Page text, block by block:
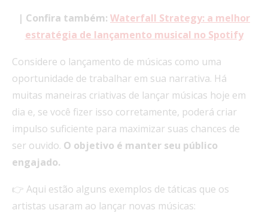
| Confira também: Waterfall Strategy: a melhor
estratégia de lançamento musical no Spotify
Considere o lançamento de músicas como uma
oportunidade de trabalhar em sua narrativa. Há
muitas maneiras criativas de lançar músicas hoje em
dia e, se você fizer isso corretamente, poderá criar
impulso suficiente para maximizar suas chances de
ser ouvido. O objetivo é manter seu público
engajado.
👉 Aqui estão alguns exemplos de táticas que os
artistas usaram ao lançar novas músicas: